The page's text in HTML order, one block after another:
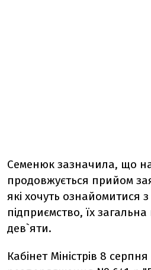
Семенюк зазначила, що на
продовжується прийом
які хочуть ознайомитися
підприємство, їх загальна
дев`яти.
Кабінет Міністрів 8